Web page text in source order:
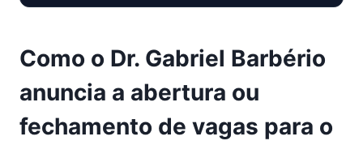
Como o Dr. Gabriel Barbério
anuncia a abertura ou
fechamento de vagas para o